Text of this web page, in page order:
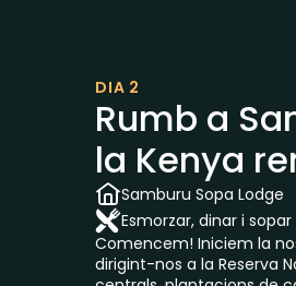
DIA 2
Rumb a
la Kenya
Samburu Sopa Lodge
Esmorzar, dinar i sopar
Comencem! Iniciem la
dirigint-nos a la Reserva